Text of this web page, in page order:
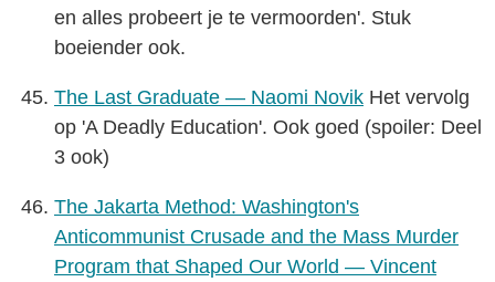
en alles probeert je te vermoorden'. Stuk
boeiender ook.
The Last Graduate — Naomi Novik Het vervolg
op 'A Deadly Education'. Ook goed (spoiler: Deel
3 ook)
The Jakarta Method: Washington's
Anticommunist Crusade and the Mass Murder
Program that Shaped Our World — Vincent